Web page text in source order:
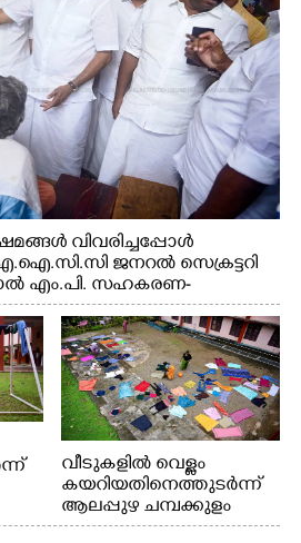
വിവരിച്ചപ്പോൾ
ജനറൽ സെക്രട്ടറി
എം.പി. സഹകരണ-
എം. ലിജു, എന്നിവർ
വീടുകളിൽ വെള്ളം
കയറിയതിനെത്തുടർന്ന്
ആലപ്പുഴ ചമ്പക്കുളം
ഫാദർ തോമസ്